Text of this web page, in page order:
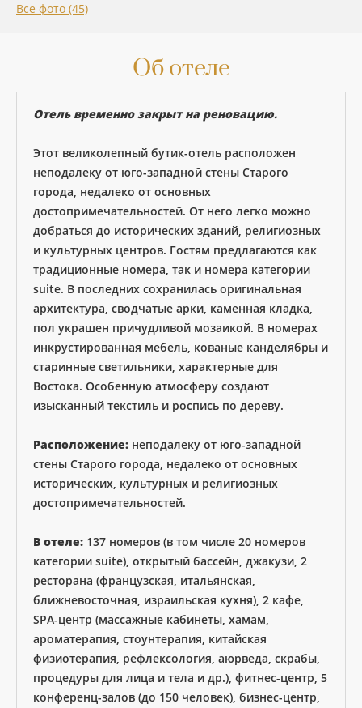
Все фото (45)
Об отеле
Отель временно закрыт на реновацию.
Этот великолепный бутик-отель расположен
неподалеку от юго-западной стены Старого
города, недалеко от основных
достопримечательностей. От него легко можно
добраться до исторических зданий, религиозных
и культурных центров. Гостям предлагаются как
традиционные номера, так и номера категории
suite. В последних сохранилась оригинальная
архитектура, сводчатые арки, каменная кладка,
пол украшен причудливой мозаикой. В номерах
инкрустированная мебель, кованые канделябры и
старинные светильники, характерные для
Востока. Особенную атмосферу создают
изысканный текстиль и роспись по дереву.
Расположение: неподалеку от юго-западной
стены Старого города, недалеко от основных
исторических, культурных и религиозных
достопримечательностей.
В отеле: 137 номеров (в том числе 20 номеров
категории suite), открытый бассейн, джакузи, 2
ресторана (французская, итальянская,
ближневосточная, израильская кухня), 2 кафе,
SPA-центр (массажные кабинеты, хамам,
ароматерапия, стоунтерапия, китайская
физиотерапия, рефлексология, аюрведа, скрабы,
процедуры для лица и тела и др.), фитнес-центр, 5
конференц-залов (до 150 человек), бизнес-центр,